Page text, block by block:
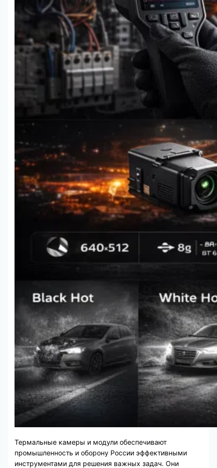
Термальные камеры и модули обеспечивают
промышленность и оборону России эффективными
инструментами для решения важных задач. Они